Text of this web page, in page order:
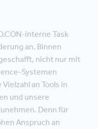
interne Task
an. Binnen
nicht nur mit
Systemen
an Tools in
und unsere
Denn für
Anspruch an